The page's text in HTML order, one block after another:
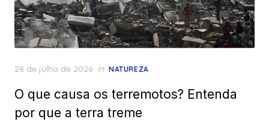
Posted
28 de julho de 2026 in NATUREZA
O que causa os terremotos? Entenda
por que a terra treme